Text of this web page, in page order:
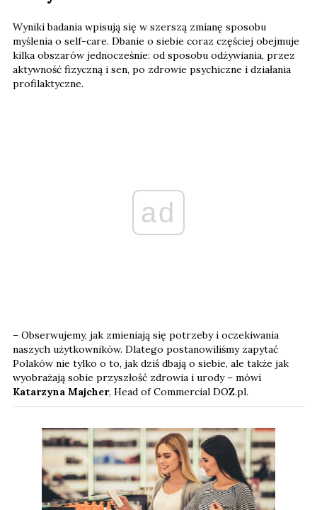
Wyniki badania wpisują się w szerszą zmianę sposobu
myślenia o self-care. Dbanie o siebie coraz częściej obejmuje
kilka obszarów jednocześnie: od sposobu odżywiania, przez
aktywność fizyczną i sen, po zdrowie psychiczne i działania
profilaktyczne.
ad
– Obserwujemy, jak zmieniają się potrzeby i oczekiwania
naszych użytkowników. Dlatego postanowiliśmy zapytać
Polaków nie tylko o to, jak dziś dbają o siebie, ale także jak
wyobrażają sobie przyszłość zdrowia i urody – mówi
Katarzyna Majcher, Head of Commercial DOZ.pl.